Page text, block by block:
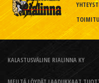
KALASTUSVÄLINE RIALINNA KY